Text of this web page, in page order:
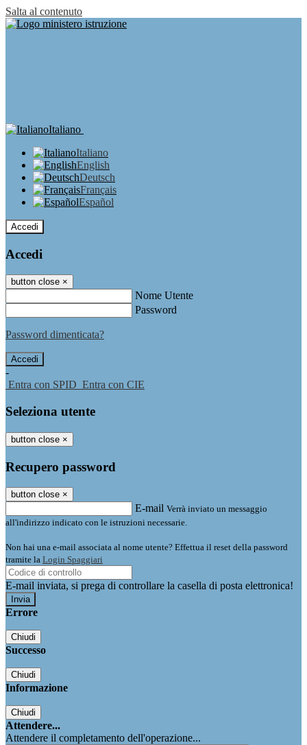
Salta al contenuto
Italiano
Italiano
English
Deutsch
Français
Español
Accedi
Accedi
button close ×
Nome Utente
Password
Password dimenticata?
-
Entra con SPID Entra con CIE
Seleziona utente
button close ×
Recupero password
button close ×
E-mail Verrà inviato un messaggio
all'indirizzo indicato con le istruzioni necessarie.
Non hai una e-mail associata al nome utente? Effettua il reset della password
tramite la Login Spaggiari
E-mail inviata, si prega di controllare la casella di posta elettronica!
Errore
Chiudi
Successo
Chiudi
Informazione
Chiudi
Attendere...
Attendere il completamento dell'operazione...